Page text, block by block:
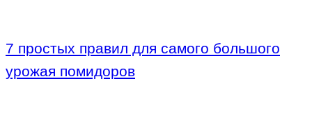
7 простых правил для самого большого
урожая помидоров